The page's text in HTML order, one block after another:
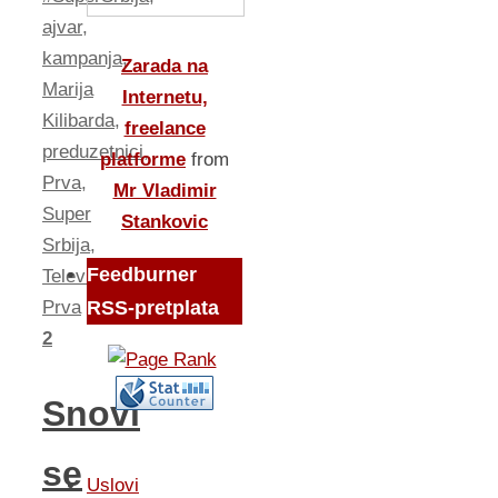
ajvar,
kampanja,
Marija
Kilibarda,
preduzetnici,
Prva,
Super
Srbija,
Televizija
Prva
2
Snovi
se
Zarada na
Internetu,
freelance
platforme from
Mr Vladimir
Stankovic
Feedburner
RSS-pretplata
Uslovi